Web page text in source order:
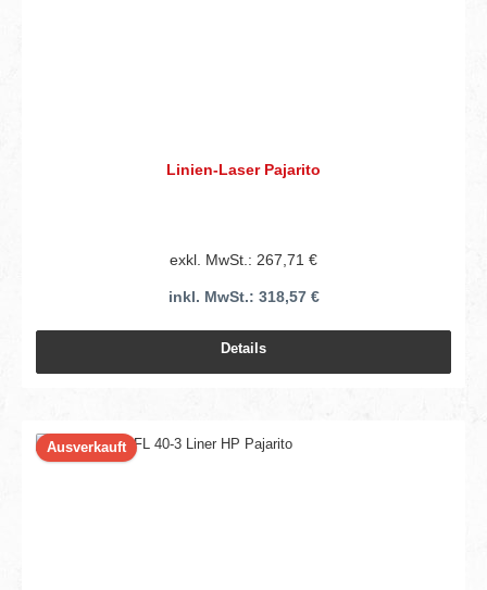
Linien-Laser Pajarito
exkl. MwSt.: 267,71 €
inkl. MwSt.: 318,57 €
Details
Ausverkauft